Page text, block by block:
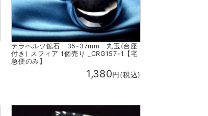
テラヘルツ鉱石 35-37mm 丸玉(台座
付き) スフィア 1個売り _CRG157-1【宅
急便のみ】
1,380円(税込)